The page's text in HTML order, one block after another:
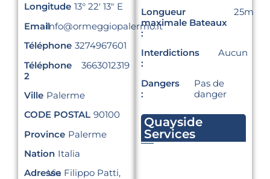
Longitude 13° 22′ 13″ E
EmailInfo@ormeggiopalermo.it
Téléphone 3274967601
Téléphone
2
3663012319
Ville Palerme
CODE POSTAL 90100
Province Palerme
Nation Italia
AdresseVia Filippo Patti,
Longueur
maximale Bateaux
:
25m
Interdictions
:
Aucun
Dangers
:
Pas de
danger
Quayside
Services